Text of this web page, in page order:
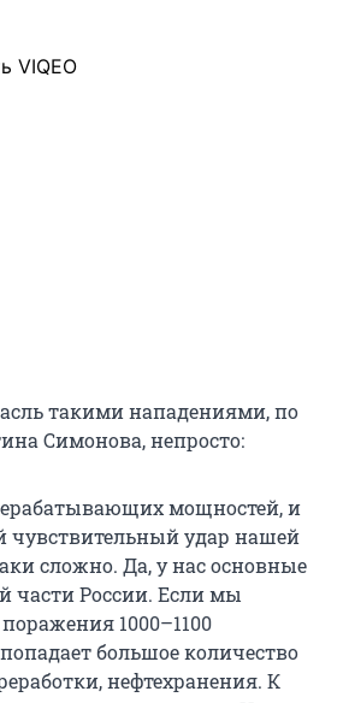
VIQEO
такими нападениями, по
Симонова, непросто:
мощностей, и
чувствительный удар нашей
сложно. Да, у нас основные
части России. Если мы
1000–1100
большое количество
нефтехранения. К